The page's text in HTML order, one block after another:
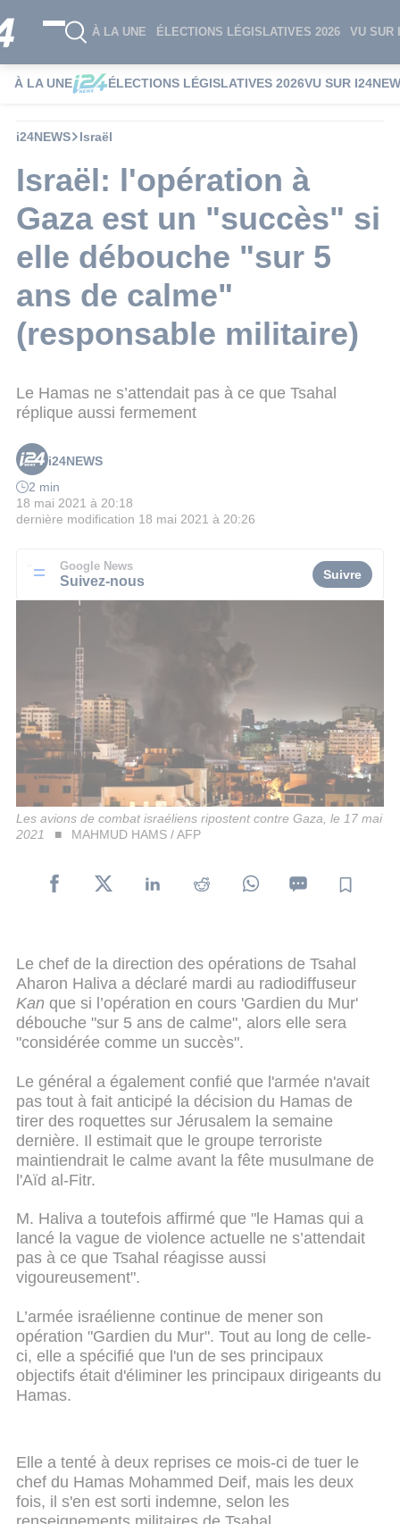
À LA UNE ÉLECTIONS LÉGISLATIVES 2026 VU SUR
À LA UNE ÉLECTIONS LÉGISLATIVES 2026VU SUR
i24NEWS Israël
Israël: l'opération à
Gaza est un "succès" si
elle débouche "sur 5
ans de calme"
(responsable militaire)
Le Hamas ne s’attendait pas à ce que Tsahal
réplique aussi fermement
i24NEWS
2 min
18 mai 2021 à 20:18
dernière modification 18 mai 2021 à 20:26
Google News
Suivez-nous Suivre
Les avions de combat israéliens ripostent contre Gaza, le 17 mai
2021
MAHMUD HAMS / AFP
Le chef de la direction des opérations de Tsahal
Aharon Haliva a déclaré mardi au radiodiffuseur
Kan que si l’opération en cours 'Gardien du Mur'
débouche "sur 5 ans de calme", alors elle sera
"considérée comme un succès".
Le général a également confié que l'armée n'avait
pas tout à fait anticipé la décision du Hamas de
tirer des roquettes sur Jérusalem la semaine
dernière. Il estimait que le groupe terroriste
maintiendrait le calme avant la fête musulmane de
l'Aïd al-Fitr.
M. Haliva a toutefois affirmé que "le Hamas qui a
lancé la vague de violence actuelle ne s’attendait
pas à ce que Tsahal réagisse aussi
vigoureusement".
L’armée israélienne continue de mener son
opération "Gardien du Mur". Tout au long de celle-
ci, elle a spécifié que l'un de ses principaux
objectifs était d'éliminer les principaux dirigeants du
Hamas.
Elle a tenté à deux reprises ce mois-ci de tuer le
chef du Hamas Mohammed Deif, mais les deux
fois, il s'en est sorti indemne, selon les